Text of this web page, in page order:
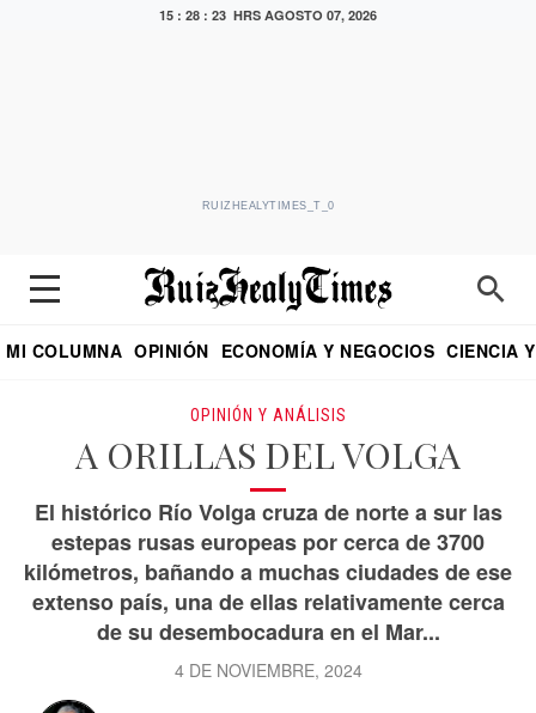
15 : 28 : 24 HRS AGOSTO 07, 2026
RUIZHEALYTIMES_T_0
MI COLUMNA OPINIÓN ECONOMÍA Y NEGOCIOS CIENCIA
OPINIÓN Y ANÁLISIS
A ORILLAS DEL VOLGA
El histórico Río Volga cruza de norte a sur las
estepas rusas europeas por cerca de 3700
kilómetros, bañando a muchas ciudades de ese
extenso país, una de ellas relativamente cerca
de su desembocadura en el Mar...
4 DE NOVIEMBRE, 2024